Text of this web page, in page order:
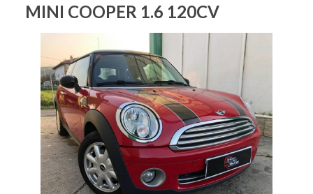
MINI COOPER 1.6 120CV